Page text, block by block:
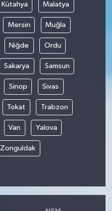
Kütahya Malatya
Mersin Muğla
Niğde Ordu
Sakarya Samsun
Sinop Sivas
Tokat Trabzon
Van Yalova
Zonguldak